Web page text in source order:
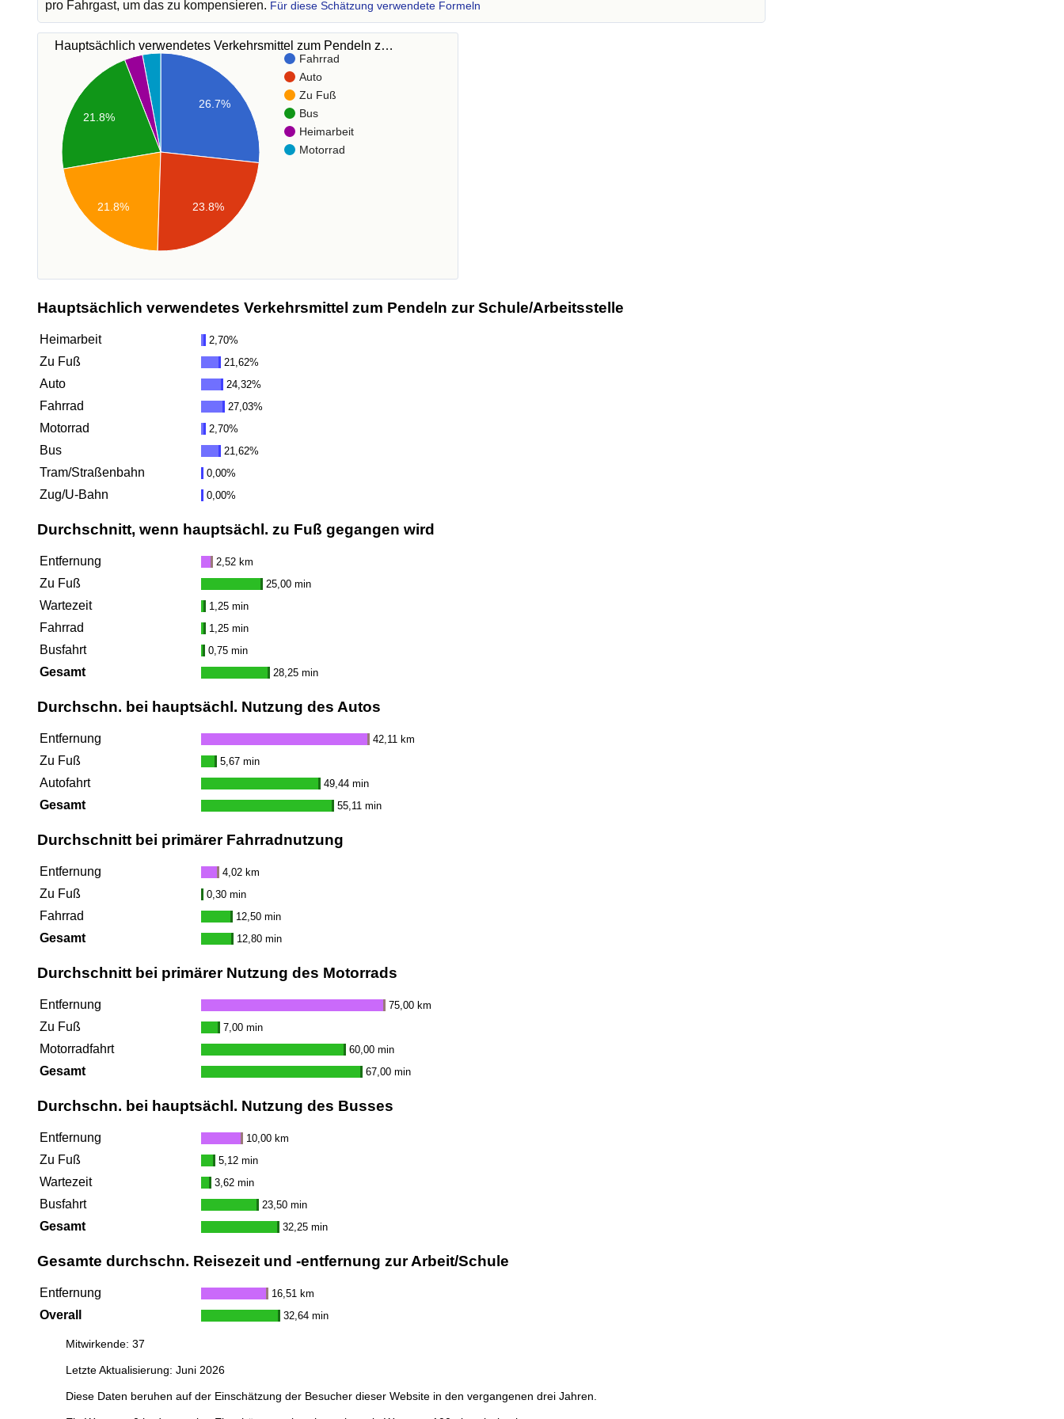
pro Fahrgast, um das zu kompensieren. Für diese Schätzung verwendete Formeln
Hauptsächlich verwendetes Verkehrsmittel zum Pendeln z…
Fahrrad
Auto
Zu Fuß
Bus
Heimarbeit
Motorrad
26.7%
21.8%
21.8% 23.8%
Hauptsächlich verwendetes Verkehrsmittel zum Pendeln zur Schule/Arbeitsstelle
Heimarbeit 2,70%
Zu Fuß 21,62%
Auto 24,32%
Fahrrad 27,03%
Motorrad 2,70%
Bus 21,62%
Tram/Straßenbahn 0,00%
Zug/U-Bahn 0,00%
Durchschnitt, wenn hauptsächl. zu Fuß gegangen wird
Entfernung 2,52 km
Zu Fuß 25,00 min
Wartezeit 1,25 min
Fahrrad 1,25 min
Busfahrt 0,75 min
Gesamt 28,25 min
Durchschn. bei hauptsächl. Nutzung des Autos
Entfernung 42,11 km
Zu Fuß 5,67 min
Autofahrt 49,44 min
Gesamt 55,11 min
Durchschnitt bei primärer Fahrradnutzung
Entfernung 4,02 km
Zu Fuß 0,30 min
Fahrrad 12,50 min
Gesamt 12,80 min
Durchschnitt bei primärer Nutzung des Motorrads
Entfernung 75,00 km
Zu Fuß 7,00 min
Motorradfahrt 60,00 min
Gesamt 67,00 min
Durchschn. bei hauptsächl. Nutzung des Busses
Entfernung 10,00 km
Zu Fuß 5,12 min
Wartezeit 3,62 min
Busfahrt 23,50 min
Gesamt 32,25 min
Gesamte durchschn. Reisezeit und -entfernung zur Arbeit/Schule
Entfernung 16,51 km
Overall 32,64 min
Mitwirkende: 37
Letzte Aktualisierung: Juni 2026
Diese Daten beruhen auf der Einschätzung der Besucher dieser Website in den vergangenen drei Jahren.